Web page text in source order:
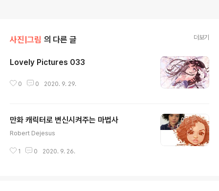
사진|그림 의 다른 글 더보기
Lovely Pictures 033
0 0 2020. 9. 29.
만화 캐릭터로 변신시켜주는 마법사
Robert Dejesus
1 0 2020. 9. 26.